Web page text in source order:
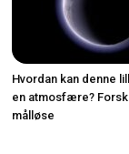
Hvordan kan denne
en atmosfære?
målløse